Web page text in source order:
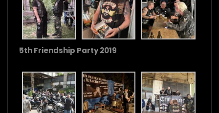
5th Friendship Party 2019